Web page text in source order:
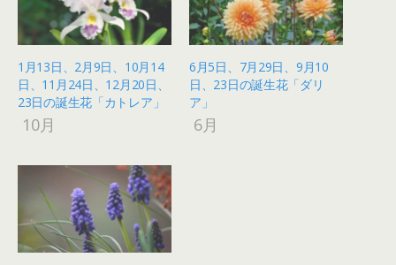
1月13日、2月9日、10月14
日、11月24日、12月20日、
23日の誕生花「カトレア」
10月
6月5日、7月29日、9月10
日、23日の誕生花「ダリ
ア」
6月